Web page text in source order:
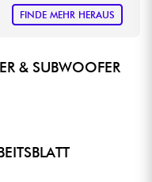
FINDE MEHR HERAUS
& SUBWOOFER